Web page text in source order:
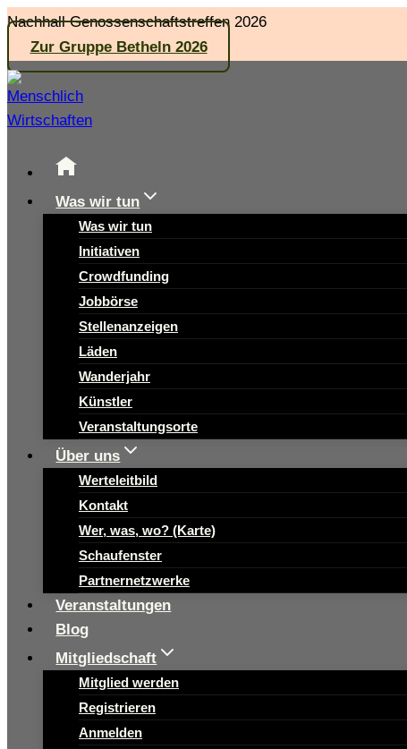
Zum
Inhalt
springen
Nachhall Genossenschaftstreffen 2026
Zur Gruppe Betheln 2026
Was wir tun
Was wir tun
Initiativen
Crowdfunding
Jobbörse
Stellenanzeigen
Läden
Wanderjahr
Künstler
Veranstaltungsorte
Über uns
Werteleitbild
Kontakt
Wer, was, wo? (Karte)
Schaufenster
Partnernetzwerke
Veranstaltungen
Blog
Mitgliedschaft
Mitglied werden
Registrieren
Anmelden